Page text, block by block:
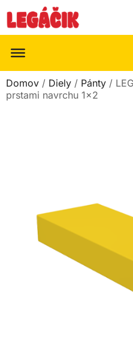
Domov / Diely / Pánty /
prstami navrchu 1×2